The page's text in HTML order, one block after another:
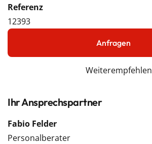
Referenz
12393
Anfragen
Weiterempfehlen
Ihr Ansprechspartner
Fabio Felder
Personalberater